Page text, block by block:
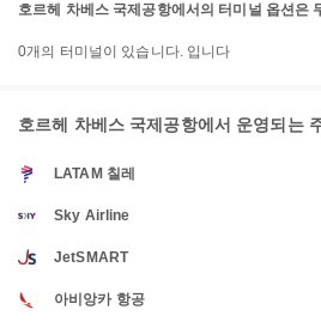
호르헤 차베스 국제공항에서의 터미널 옵션은
0개의 터미널이 있습니다. 입니다
호르헤 차베스 국제공항에서 운영되는
LATAM 칠레
Sky Airline
JetSMART
아비앙카 항공